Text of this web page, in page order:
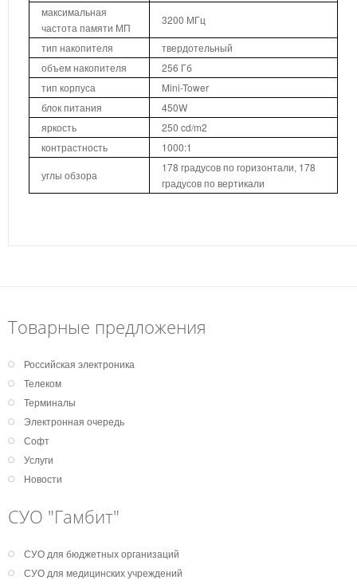
максимальная
частота памяти МП
3200 МГц
тип накопителя
твердотельный
объем накопителя
256 Гб
тип корпуса
Mini-Tower
блок питания
450W
яркость
250 cd/m2
контрастность
1000:1
углы обзора
178 градусов по горизонтали, 178
градусов по вертикали
Товарные предложения
Российская электроника
Телеком
Терминалы
Электронная очередь
Софт
Услуги
Новости
СУО "Гамбит"
СУО для бюджетных организаций
СУО для медицинских учреждений